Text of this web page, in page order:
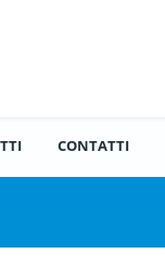
CONTATTI